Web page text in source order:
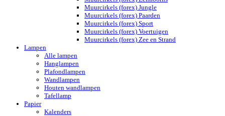
Muurcirkels (forex) Jungle
Muurcirkels (forex) Paarden
Muurcirkels (forex) Sport
Muurcirkels (forex) Voertuigen
Muurcirkels (forex) Zee en Strand
Lampen
Alle lampen
Hanglampen
Plafondlampen
Wandlampen
Houten wandlampen
Tafellamp
Papier
Kalenders